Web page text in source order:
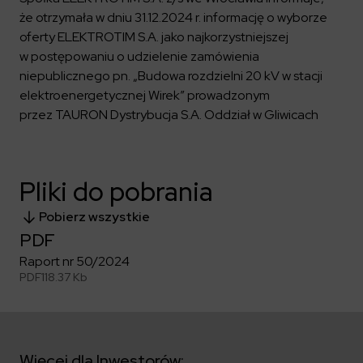
Compliance
Zasilanie i systemy trakcyjne
Platforma Zarządzania Bezpieczeństwem
Aquila
Magazyny energii
Ład korporacyjny
Materiały dla inwestorów
ELEKTROTIM na GPW
Kontakt dla inwestorów
Poznaj nas bliżej
Oferty pracy
Poradnik rekrutacyjny
Dlaczego warto?
Staże i praktyki
Poznaj możliwości współpracy z nami
Program Partnerski
Formularz dla dostawców
Fakturowanie w KSeF
Dowiedz się więcej
Środowisko
Sygnaliści
Zintegrowany System Zarządzania
Strefa wiedzy
ELEKTROTIM w mediach
Materiały prasowe
Kontakt dla mediów
Kontakt
że otrzymała w dniu 31.12.2024 r. informację o wyborze
oferty ELEKTROTIM S.A. jako najkorzystniejszej
w postępowaniu o udzielenie zamówienia
niepublicznego pn. „Budowa rozdzielni 20 kV w stacji
elektroenergetycznej Wirek” prowadzonym
przez TAURON Dystrybucja S.A. Oddział w Gliwicach
Pliki do pobrania
Pobierz wszystkie
PDF
Raport nr 50/2024
PDF118.37 Kb